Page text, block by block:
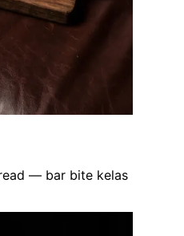
— bar bite kelas